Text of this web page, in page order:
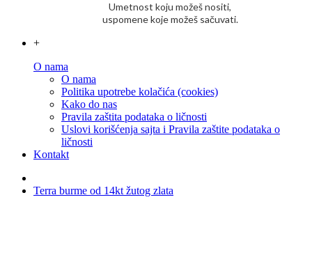
Umetnost koju možeš nositi,
uspomene koje možeš sačuvati.
+
O nama
O nama
Politika upotrebe kolačića (cookies)
Kako do nas
Pravila zaštita podataka o ličnosti
Uslovi korišćenja sajta i Pravila zaštite podataka o
ličnosti
Kontakt
Terra burme od 14kt žutog zlata